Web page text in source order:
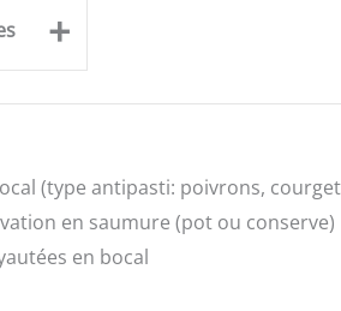
+
(type antipasti: poivrons,
en saumure (pot ou conserve)
en bocal